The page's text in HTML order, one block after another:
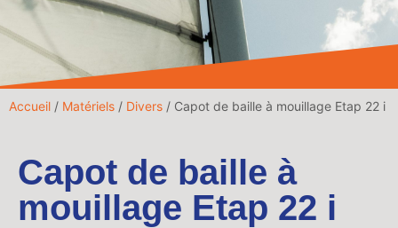
Accueil / Matériels / Divers / Capot de baille à mouillage Etap 22 i
Capot de baille à
mouillage Etap 22 i